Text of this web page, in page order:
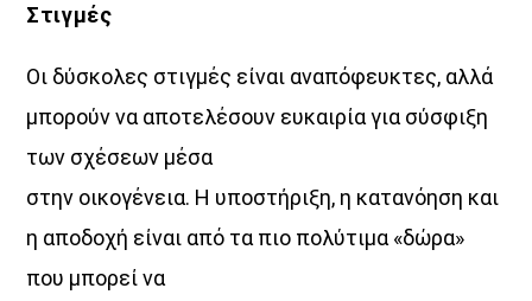
Στιγμές
Οι δύσκολες στιγμές είναι αναπόφευκτες, αλλά
μπορούν να αποτελέσουν ευκαιρία για σύσφιξη
των σχέσεων μέσα
στην οικογένεια. Η υποστήριξη, η κατανόηση και
η αποδοχή είναι από τα πιο πολύτιμα «δώρα»
που μπορεί να